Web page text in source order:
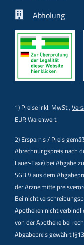
Abholung
1) Preise inkl. MwSt.,
EUR Warenwert.
2) Ersparnis / Preis
Abrechnungspreis nach
Lauer-Taxe) bei Abgabe
SGB V aus dem
der
Bei nicht
Apotheken nicht
von der Apotheke bei
Abgabepreis gewährt